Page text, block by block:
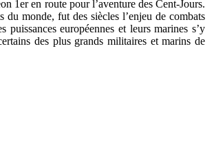
1er en route pour l’aventure des Cent-Jours.
monde, fut des siècles l’enjeu de combats
européennes et leurs marines s’y
des plus grands militaires et marins de